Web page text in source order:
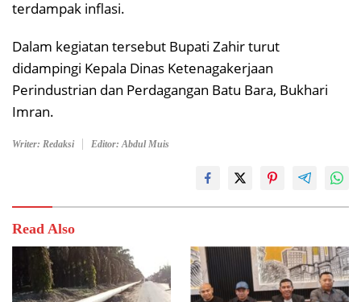
terdampak inflasi.
Dalam kegiatan tersebut Bupati Zahir turut
didampingi Kepala Dinas Ketenagakerjaan
Perindustrian dan Perdagangan Batu Bara, Bukhari
Imran.
Writer: Redaksi Editor: Abdul Muis
Read Also